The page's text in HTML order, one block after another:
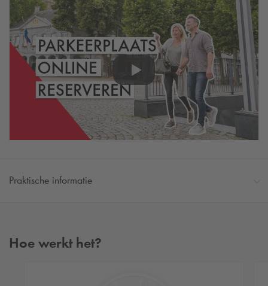
Praktische informatie
Hoe werkt het?